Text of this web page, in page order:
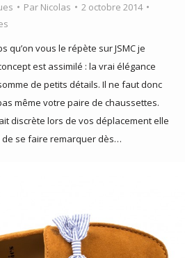
Par Nicolas
2 octobre 2014
qu’on vous le répète sur JSMC je
est assimilé : la vrai élégance
de petits détails. Il ne faut donc
même votre paire de chaussettes.
discrète lors de vos déplacement elle
de se faire remarquer dès…